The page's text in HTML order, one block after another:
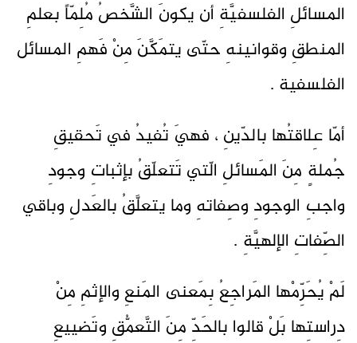
المسائلِ الفلسفيَّةِ أن يكونَ الشَّخصُ مُلِمّاً بعلمِ
المنطقِ وقوانينهِ حتّى يتمَكَّنَ مِنْ فَهمِ المسائل
الفلسفية .
أمّا عِلاقتُها بالدّينِ ، فهيَ تُفيدُ في تَحقيقِ
جُملةٍ مِنَ المَسائلِ الّتي تَتعلّقُ بإثباتِ وجودِ
واجبِ الوجودِ وصِفاتهِ وما يتعلَّقُ بالعَدلِ وباقي
الصِّفاتِ الإلهيَّةِ .
لَمْ يُحَرِّمْها المَراجِعُ بِمَعنى المَنعِ والإثمِ مِنْ
دِراستِها بَلْ قالوا بالحَدِّ مِنَ التَّعمُّقِ وتَضييعِ